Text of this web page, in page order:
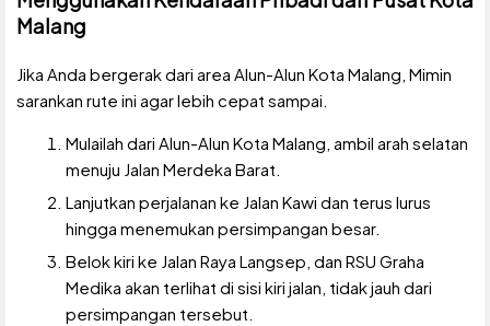
Malang
Jika Anda bergerak dari area Alun-Alun Kota Malang, Mimin
sarankan rute ini agar lebih cepat sampai.
Mulailah dari Alun-Alun Kota Malang, ambil arah selatan
menuju Jalan Merdeka Barat.
Lanjutkan perjalanan ke Jalan Kawi dan terus lurus
hingga menemukan persimpangan besar.
Belok kiri ke Jalan Raya Langsep, dan RSU Graha
Medika akan terlihat di sisi kiri jalan, tidak jauh dari
persimpangan tersebut.